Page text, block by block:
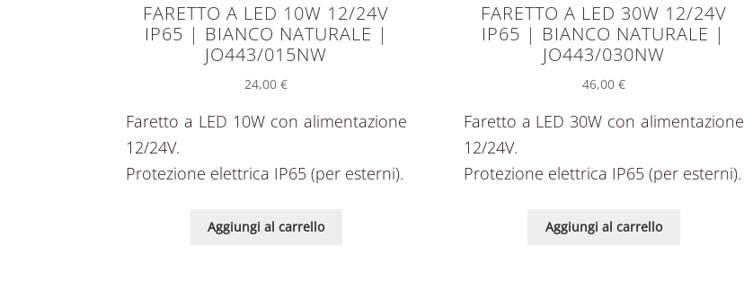
FARETTO A LED 10W 12/24V
IP65 | BIANCO NATURALE |
JO443/015NW
24,00€
Faretto a LED 10W con alimentazione
12/24V.
Protezione elettrica IP65 (per esterni).
Aggiungi al carrello
FARETTO A LED 30W 12/24V
IP65 | BIANCO NATURALE |
JO443/030NW
46,00 €
Faretto a LED 30W con alimentazione
12/24V.
Protezione elettrica IP65 (per esterni).
Aggiungi al carrello